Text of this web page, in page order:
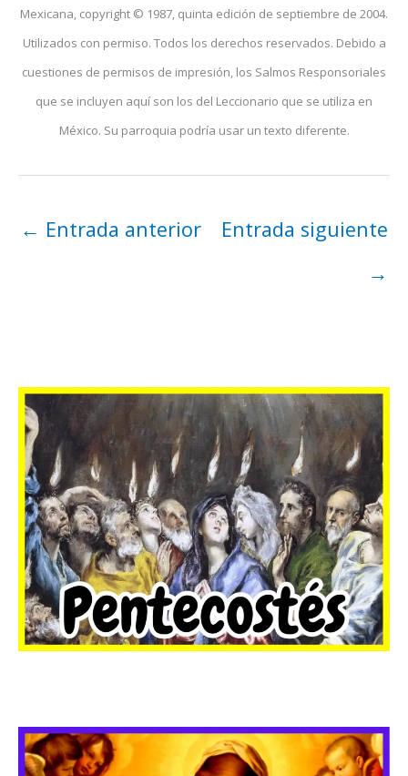
Mexicana, copyright © 1987, quinta edición de septiembre de 2004.
Utilizados con permiso. Todos los derechos reservados. Debido a
cuestiones de permisos de impresión, los Salmos Responsoriales
que se incluyen aquí son los del Leccionario que se utiliza en
México. Su parroquia podría usar un texto diferente.
← Entrada anterior
Entrada siguiente
→